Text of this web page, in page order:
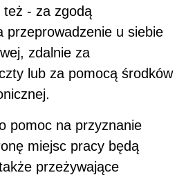
też - za zgodą
przeprowadzenie u siebie
zdalnie za
lub za pomocą środków
pomoc na przyznanie
miejsc pracy będą
przeżywające